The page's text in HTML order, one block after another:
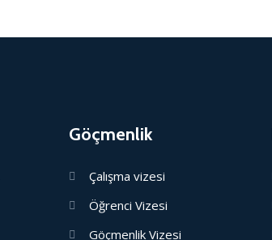
Göçmenlik
Çalışma vizesi
Öğrenci Vizesi
Göçmenlik Vizesi